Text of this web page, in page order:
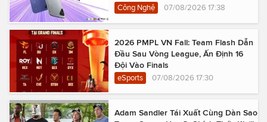
Công Nghệ 07/08/2026 17:38
2026 PMPL VN Fall: Team Flash Dẫn
Đầu Sau Vòng League, Ấn Định 16
Đội Vào Finals
eSports 07/08/2026 17:30
Adam Sandler Tái Xuất Cùng Dàn Sao